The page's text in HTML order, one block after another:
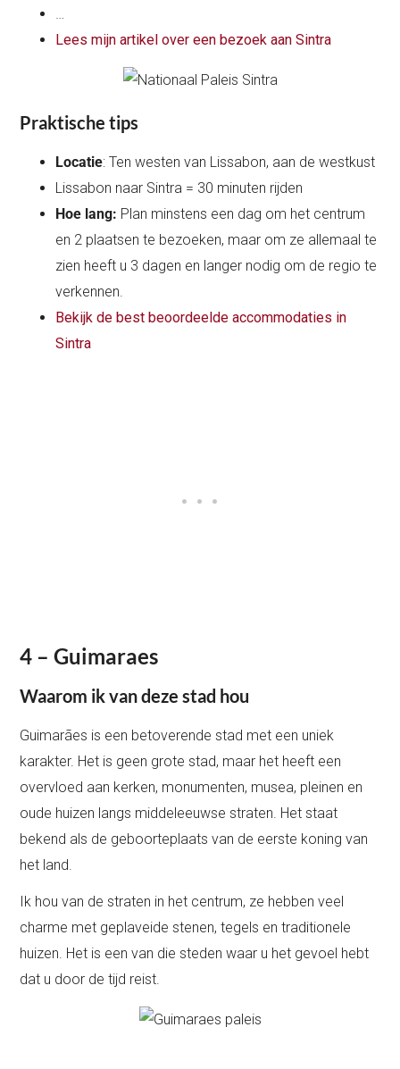
Lees mijn artikel over een bezoek aan Sintra
Praktische tips
Locatie: Ten westen van Lissabon, aan de westkust
Lissabon naar Sintra = 30 minuten rijden
Hoe lang: Plan minstens een dag om het centrum
en 2 plaatsen te bezoeken, maar om ze allemaal te
zien heeft u 3 dagen en langer nodig om de regio te
verkennen.
Bekijk de best beoordeelde accommodaties in
Sintra
4 – Guimaraes
Waarom ik van deze stad hou
Guimarães is een betoverende stad met een uniek
karakter. Het is geen grote stad, maar het heeft een
overvloed aan kerken, monumenten, musea, pleinen en
oude huizen langs middeleeuwse straten. Het staat
bekend als de geboorteplaats van de eerste koning van
het land.
Ik hou van de straten in het centrum, ze hebben veel
charme met geplaveide stenen, tegels en traditionele
huizen. Het is een van die steden waar u het gevoel hebt
dat u door de tijd reist.